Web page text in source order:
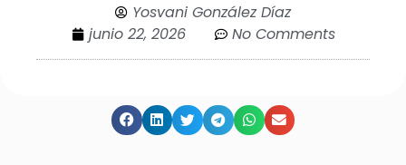
Yosvani González Díaz
junio 22, 2026
No Comments